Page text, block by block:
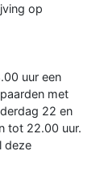
op
uur een
met
22 en
tot 22.00 uur.
deze